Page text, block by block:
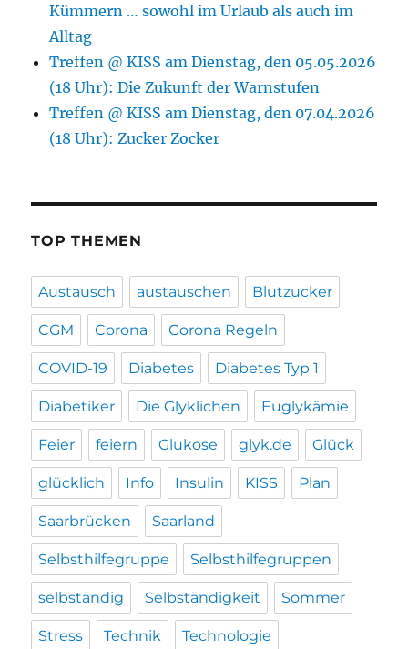
Kümmern … sowohl im Urlaub als auch im
Alltag
Treffen @ KISS am Dienstag, den 05.05.2026
(18 Uhr): Die Zukunft der Warnstufen
Treffen @ KISS am Dienstag, den 07.04.2026
(18 Uhr): Zucker Zocker
TOP THEMEN
Austausch austauschen Blutzucker
CGM Corona Corona Regeln
COVID-19 Diabetes Diabetes Typ 1
Diabetiker Die Glyklichen Euglykämie
Feier feiern Glukose glyk.de Glück
glücklich Info Insulin KISS Plan
Saarbrücken Saarland
Selbsthilfegruppe Selbsthilfegruppen
selbständig Selbständigkeit Sommer
Stress Technik Technologie